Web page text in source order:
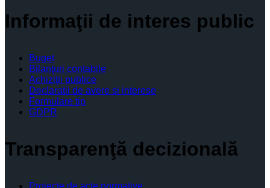
Informaţii de interes public
Buget
Bilanţuri contabile
Achiziţii publice
Declaratii de avere si interese
Formulare tip
GDPR
Transparenţă decizională
Proiecte de acte normative